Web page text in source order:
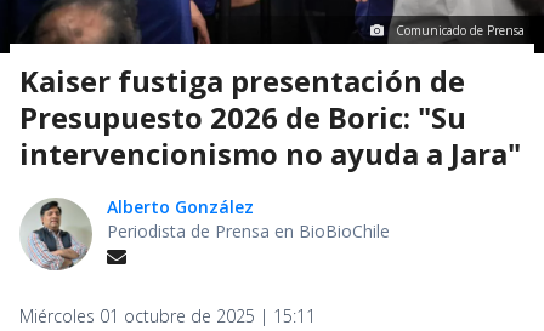
Comunicado de Prensa
Kaiser fustiga presentación de
Presupuesto 2026 de Boric: "Su
intervencionismo no ayuda a Jara"
Alberto González
Periodista de Prensa en BioBioChile
Miércoles 01 octubre de 2025 | 15:11